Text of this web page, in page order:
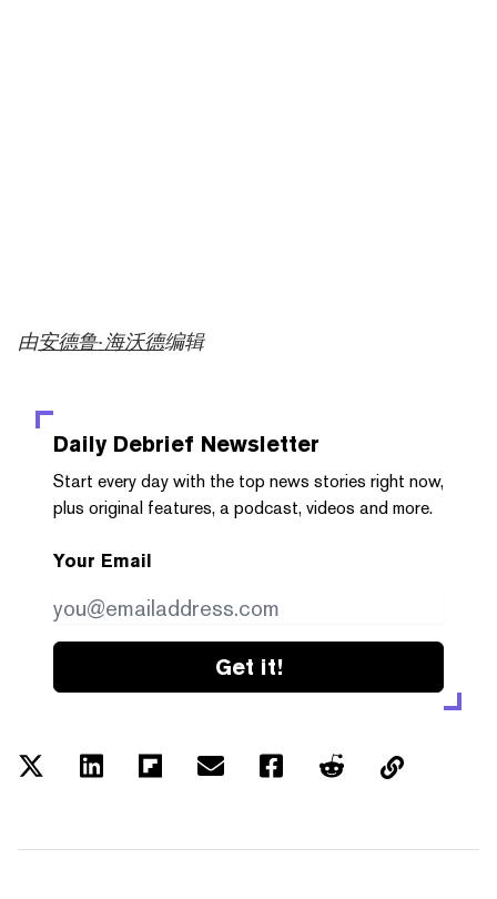
由安德鲁·海沃德编辑
Daily Debrief Newsletter
Start every day with the top news stories right now,
plus original features, a podcast, videos and more.
Your Email
Get it!